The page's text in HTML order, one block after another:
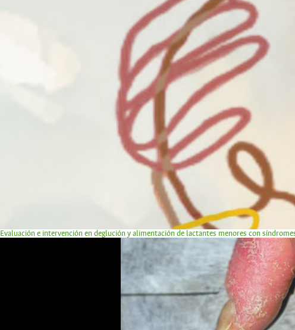
Evaluación e intervención en deglución y alimentación de lactantes menores con